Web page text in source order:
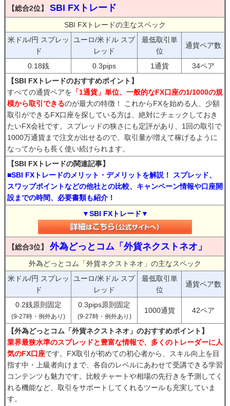
【総合2位】 SBI FXトレード
SBI FXトレードの主なスペック
米ドル/円 スプレッ
ド
ユーロ/米ドル スプ
レッド
最低取引単
位
通貨ペア数
0.18銭 0.3pips 1通貨
34ペア
【SBI FXトレードのおすすめポイント】
すべての通貨ペアを 「1通貨」単位、一般的なFX口座の1/1000の規
模から取引できるのが最大の特徴！ これからFXを始める人、少額
取引ができるFX口座を探している方は、絶対にチェックしておき
たいFX会社です。スプレッドの狭さにも定評があり、1回の取引で
1000万通貨まで注文が出せるので、取引量が増えて稼げるように
なってからも長く使い続けられます。
【SBI FXトレードの関連記事】
■SBI FXトレードのメリット・デメリットを解説！ スプレッド、
スワップポイントなどの他社との比較、キャンペーン情報や口座開
設までの時間、必要書類も紹介！
▼SBI FXトレード▼
【総合3位】 外為どっとコム「外貨ネクストネオ」
外為どっとコム「外貨ネクストネオ」の主なスペック
米ドル/円 スプレッ
ド
ユーロ/米ドル スプ
レッド
最低取引単
位
通貨ペア数
0.2銭原則固定
(9-27時・例外あり)
0.3pips原則固定
(9-27時・例外あり)
1000通貨 42ペア
【外為どっとコム「外貨ネクストネオ」のおすすめポイント】
業界最狭水準のスプレッドと豊富な情報で、多くのトレーダーに人
気のFX口座です。FX取引が初めての初心者から、スキル向上を目
指す中・上級者向けまで、各自のレベルにあわせて受講できる学習
コンテンツも魅力です。比較チャートや相場の先行きを予測してく
れる機能など、取引をサポートしてくれるツールも充実していま
す。